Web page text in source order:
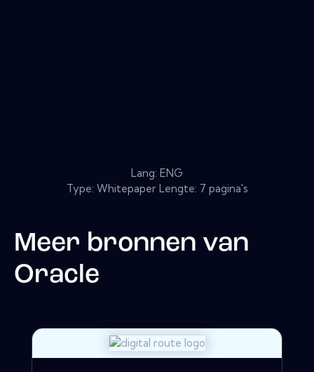
Lang: ENG
Type: Whitepaper Lengte: 7 pagina's
Meer bronnen van
Oracle